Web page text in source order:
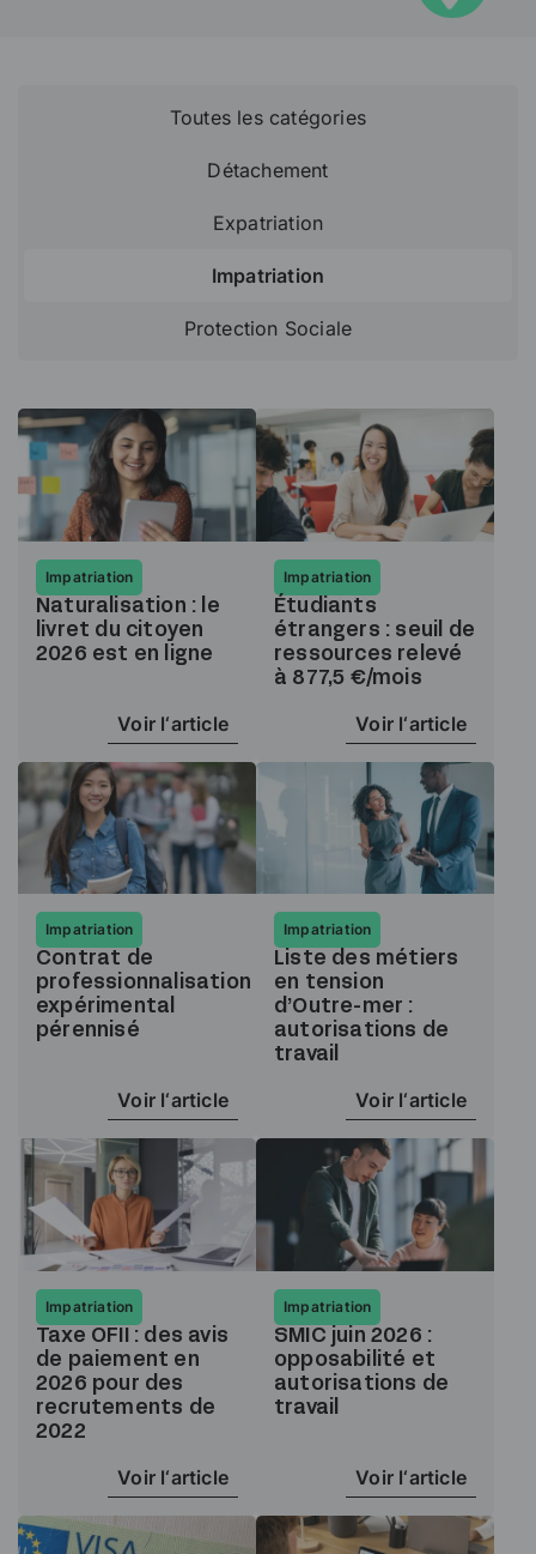
Toutes les catégories
Détachement
Expatriation
Impatriation
Protection Sociale
Impatriation
Naturalisation : le
livret du citoyen
2026 est en ligne
Voir l‘article
Impatriation
Étudiants
étrangers : seuil de
ressources relevé
à 877,5 €/mois
Voir l‘article
Impatriation
Contrat de
professionnalisation
expérimental
pérennisé
Voir l‘article
Impatriation
Liste des métiers
en tension
d’Outre-mer :
autorisations de
travail
Voir l‘article
Impatriation
Taxe OFII : des avis
de paiement en
2026 pour des
recrutements de
2022
Voir l‘article
Impatriation
SMIC juin 2026 :
opposabilité et
autorisations de
travail
Voir l‘article